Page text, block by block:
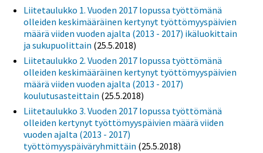
Liitetaulukko 1. Vuoden 2017 lopussa työttömänä
olleiden keskimääräinen kertynyt työttömyyspäivien
määrä viiden vuoden ajalta (2013 - 2017) ikäluokittain
ja sukupuolittain (25.5.2018)
Liitetaulukko 2. Vuoden 2017 lopussa työttömänä
olleiden keskimääräinen kertynyt työttömyyspäivien
määrä viiden vuoden ajalta (2013 - 2017)
koulutusasteittain (25.5.2018)
Liitetaulukko 3. Vuoden 2017 lopussa työttömänä
olleiden kertynyt työttömyyspäivien määrä viiden
vuoden ajalta (2013 - 2017)
työttömyyspäiväryhmittäin (25.5.2018)